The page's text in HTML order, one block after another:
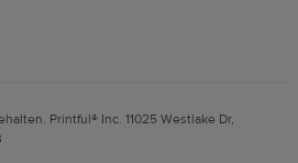
Printful® Inc. 11025 Westlake Dr,